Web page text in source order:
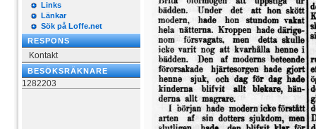
Links
Länkar
Sök på Loffe.net
RESPONS
Kontakt
BESÖKSRÄKNARE
1282203